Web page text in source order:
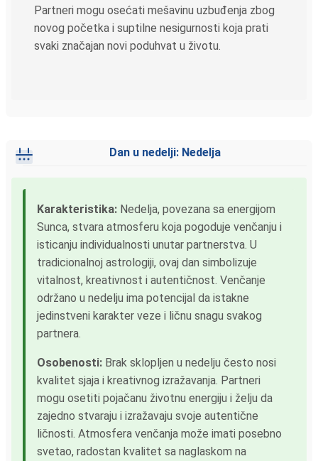
Partneri mogu osećati mešavinu uzbuđenja zbog
novog početka i suptilne nesigurnosti koja prati
svaki značajan novi poduhvat u životu.
Dan u nedelji: Nedelja
Karakteristika: Nedelja, povezana sa energijom
Sunca, stvara atmosferu koja pogoduje venčanju i
isticanju individualnosti unutar partnerstva. U
tradicionalnoj astrologiji, ovaj dan simbolizuje
vitalnost, kreativnost i autentičnost. Venčanje
održano u nedelju ima potencijal da istakne
jedinstveni karakter veze i ličnu snagu svakog
partnera.
Osobenosti: Brak sklopljen u nedelju često nosi
kvalitet sjaja i kreativnog izražavanja. Partneri
mogu osetiti pojačanu životnu energiju i želju da
zajedno stvaraju i izražavaju svoje autentične
ličnosti. Atmosfera venčanja može imati posebno
svetao, radostan kvalitet sa naglaskom na